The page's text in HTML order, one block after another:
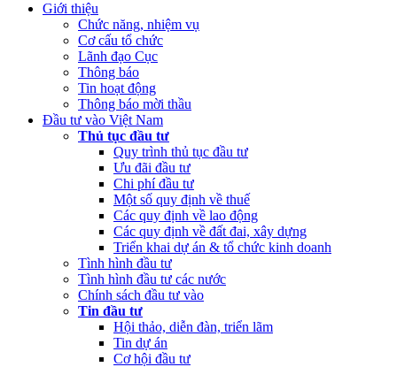
Giới thiệu
Chức năng, nhiệm vụ
Cơ cấu tổ chức
Lãnh đạo Cục
Thông báo
Tin hoạt động
Thông báo mời thầu
Đầu tư vào Việt Nam
Thủ tục đầu tư
Quy trình thủ tục đầu tư
Ưu đãi đầu tư
Chi phí đầu tư
Một số quy định về thuế
Các quy định về lao động
Các quy định về đất đai, xây dựng
Triển khai dự án & tổ chức kinh doanh
Tình hình đầu tư
Tình hình đầu tư các nước
Chính sách đầu tư vào
Tin đầu tư
Hội thảo, diễn đàn, triển lãm
Tin dự án
Cơ hội đầu tư